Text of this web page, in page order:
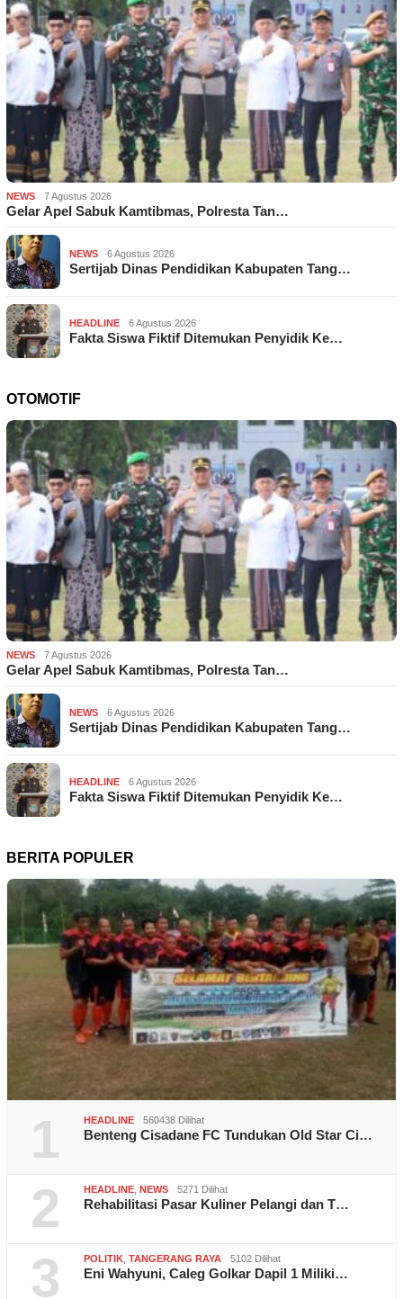
NEWS 7 Agustus 2026
Gelar Apel Sabuk Kamtibmas, Polresta Tan…
NEWS 6 Agustus 2026
Sertijab Dinas Pendidikan Kabupaten Tang…
HEADLINE 6 Agustus 2026
Fakta Siswa Fiktif Ditemukan Penyidik Ke…
OTOMOTIF
NEWS 7 Agustus 2026
Gelar Apel Sabuk Kamtibmas, Polresta Tan…
NEWS 6 Agustus 2026
Sertijab Dinas Pendidikan Kabupaten Tang…
HEADLINE 6 Agustus 2026
Fakta Siswa Fiktif Ditemukan Penyidik Ke…
BERITA POPULER
1 HEADLINE 560438 Dilihat
Benteng Cisadane FC Tundukan Old Star Ci…
2 HEADLINE NEWS 5271 Dilihat
Rehabilitasi Pasar Kuliner Pelangi dan T…
3 POLITIK TANGERANG RAYA 5102 Dilihat
Eni Wahyuni, Caleg Golkar Dapil 1 Miliki…